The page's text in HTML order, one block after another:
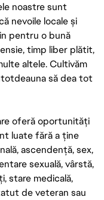
noastre sunt
nevoile locale și
pentru o bună
timp liber plătit,
altele. Cultivăm
să dea tot
oferă oportunități
luate fără a ține
ascendență, sex,
sexuală, vârstă,
stare medicală,
de veteran sau